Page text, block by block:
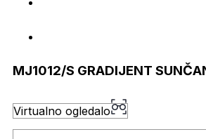
MJ1012/S GRADIJENT
Virtualno ogledalo